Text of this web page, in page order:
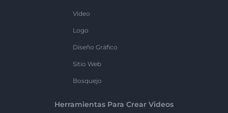
Vídeo
Logo
Diseño Gráfico
Sitio Web
Bosquejo
Herramientas Para Crear Videos